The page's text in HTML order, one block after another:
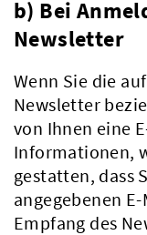
b) Bei
Newsletter
Wenn Sie die
Newsletter
von Ihnen eine
Informationen,
gestatten, dass
angegebenen
Empfang des